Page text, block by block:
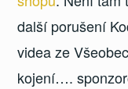
další porušení
videa ze
kojení….